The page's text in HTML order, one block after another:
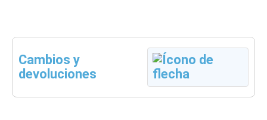
Cambios y
devoluciones